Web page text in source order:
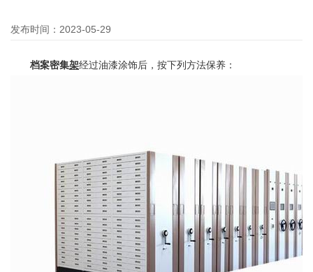
发布时间：2023-05-29
档案密集架经过油漆涂饰后，按下列方法保养：